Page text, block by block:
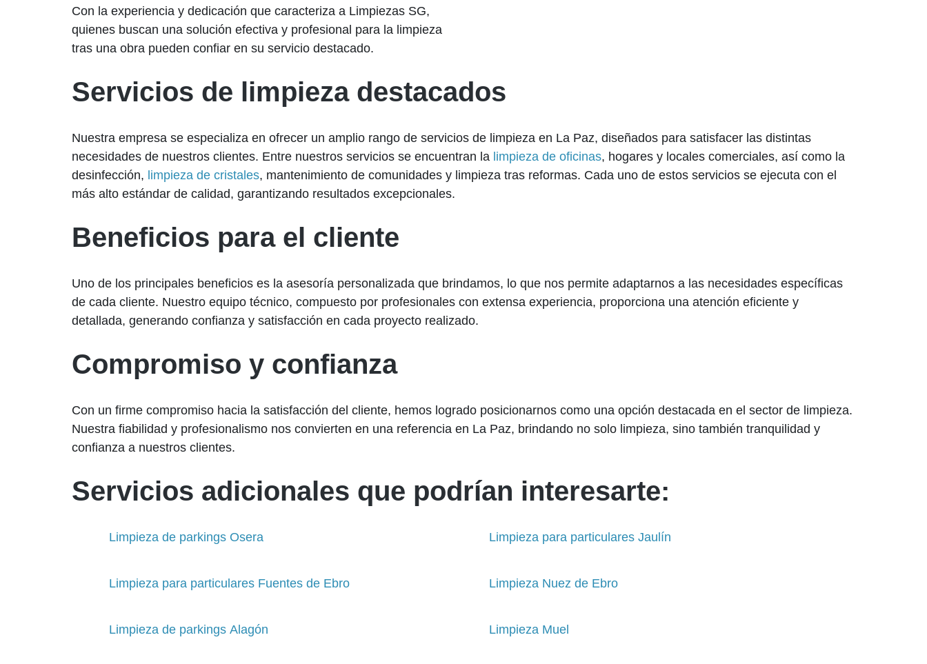
Con la experiencia y dedicación que caracteriza a Limpiezas SG,
quienes buscan una solución efectiva y profesional para la limpieza
tras una obra pueden confiar en su servicio destacado.
Servicios de limpieza destacados
Nuestra empresa se especializa en ofrecer un amplio rango de servicios de limpieza en La Paz, diseñados para satisfacer las distintas
necesidades de nuestros clientes. Entre nuestros servicios se encuentran la limpieza de oficinas, hogares y locales comerciales, así como la
desinfección, limpieza de cristales, mantenimiento de comunidades y limpieza tras reformas. Cada uno de estos servicios se ejecuta con el
más alto estándar de calidad, garantizando resultados excepcionales.
Beneficios para el cliente
Uno de los principales beneficios es la asesoría personalizada que brindamos, lo que nos permite adaptarnos a las necesidades específicas
de cada cliente. Nuestro equipo técnico, compuesto por profesionales con extensa experiencia, proporciona una atención eficiente y
detallada, generando confianza y satisfacción en cada proyecto realizado.
Compromiso y confianza
Con un firme compromiso hacia la satisfacción del cliente, hemos logrado posicionarnos como una opción destacada en el sector de limpieza.
Nuestra fiabilidad y profesionalismo nos convierten en una referencia en La Paz, brindando no solo limpieza, sino también tranquilidad y
confianza a nuestros clientes.
Servicios adicionales que podrían interesarte:
Limpieza de parkings Osera Limpieza para particulares Jaulín
Limpieza para particulares Fuentes de Ebro Limpieza Nuez de Ebro
Limpieza de parkings Alagón Limpieza Muel